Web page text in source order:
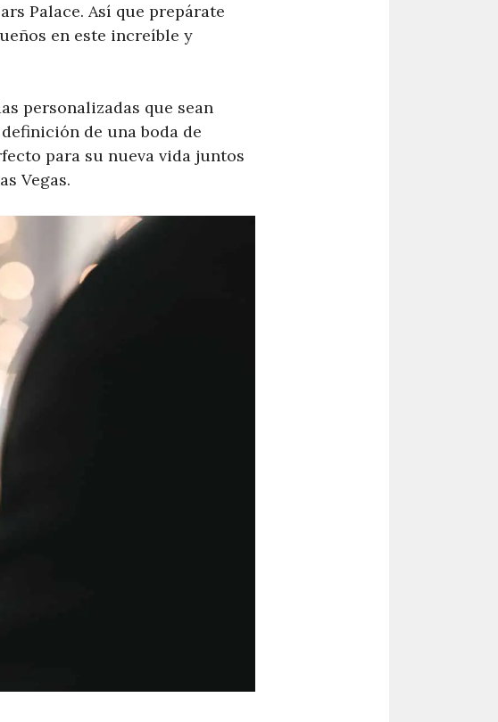
Palace. Así que prepárate
en este increíble y
personalizadas que sean
de una boda de
para su nueva vida juntos
Vegas.